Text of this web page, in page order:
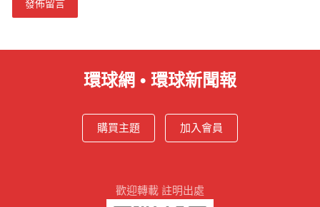
環球網 • 環球新聞報
購買主題 加入會員
歡迎轉載 註明出處